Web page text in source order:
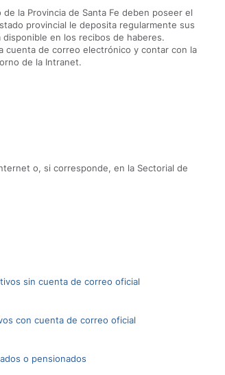
la Provincia de Santa Fe deben poseer el
provincial le deposita regularmente sus
en los recibos de haberes.
cuenta de correo electrónico y contar con la
de la Intranet.
o, si corresponde, en la Sectorial de
sin cuenta de correo oficial
con cuenta de correo oficial
o pensionados